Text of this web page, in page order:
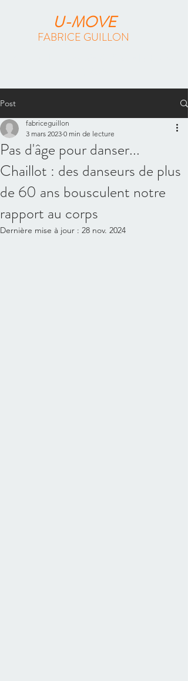
U-MOVE
FABRICE GUILLON
Post
Pas d'âge pour danser...
Chaillot : des danseurs de plus
de 60 ans bousculent notre
rapport au corps
fabriceguillon
3 mars 2023 0 min de lecture
Dernière mise à jour : 28 nov. 2024